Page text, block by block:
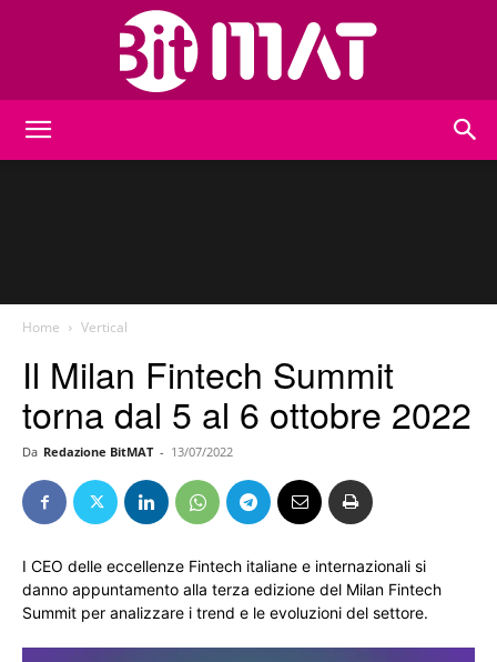
Home Vertical
Il Milan Fintech Summit
torna dal 5 al 6 ottobre 2022
Da Redazione BitMAT - 13/07/2022
I CEO delle eccellenze Fintech italiane e internazionali si
danno appuntamento alla terza edizione del Milan Fintech
Summit per analizzare i trend e le evoluzioni del settore.